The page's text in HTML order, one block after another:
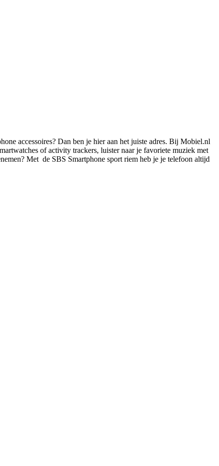
accessoires? Dan ben je hier aan het juiste adres. Bij Mobiel.nl
of activity trackers, luister naar je favoriete muziek met
Met  de SBS Smartphone sport riem heb je je telefoon altijd